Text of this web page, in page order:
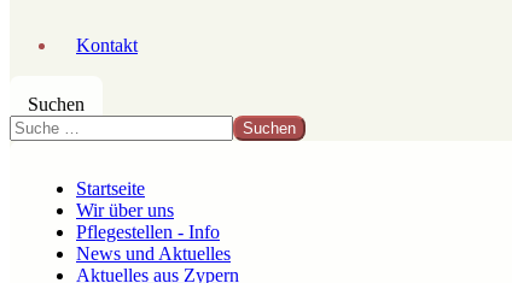
Kontakt
Suchen
Suchen
Startseite
Wir über uns
Pflegestellen - Info
News und Aktuelles
Aktuelles aus Zypern